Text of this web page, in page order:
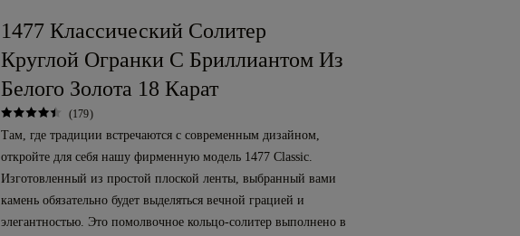
1477 Классический Солитер
Круглой Огранки С Бриллиантом Из
Белого Золота 18 Карат
(179)
Там, где традиции встречаются с современным дизайном,
откройте для себя нашу фирменную модель 1477 Classic.
Изготовленный из простой плоской ленты, выбранный вами
камень обязательно будет выделяться вечной грацией и
элегантностью. Это помолвочное кольцо-солитер выполнено в